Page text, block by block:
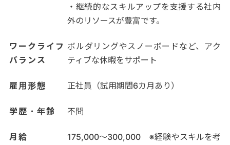
・継続的なスキルアップを支援する社内
外のリソースが豊富です。
ワークライフ
バランス
ボルダリングやスノーボードなど、アク
ティブな休暇をサポート
雇用形態 正社員（試用期間6カ月あり）
学歴・年齢 不問
月給 175,000～300,000 ※経験やスキルを考